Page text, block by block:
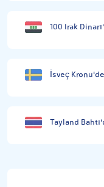
100 Irak
İsveç
Tayland